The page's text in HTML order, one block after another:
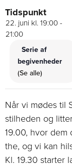
Tidspunkt
22. juni kl. 19:00-
21:00
Serie af
begivenheder
(Se alle)
Når vi mødes til
stilheden og
19.00, hvor
the, og vi kan
Kl. 19.30 starter